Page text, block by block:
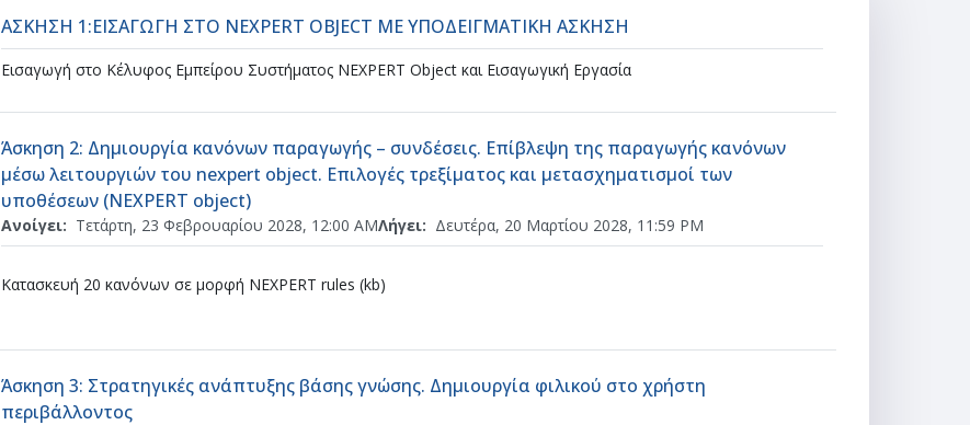
ΑΣΚΗΣΗ 1:ΕΙΣΑΓΩΓH ΣΤΟ NEXPERT OBJECT ΜΕ ΥΠΟΔΕΙΓΜΑΤΙΚΗ AΣΚΗΣΗ
Εισαγωγή στο Κέλυφος Εμπείρου Συστήματος NEXPERT Object και Εισαγωγική Εργασία
Άσκηση 2: Δημιουργία κανόνων παραγωγής – συνδέσεις. Επίβλεψη της παραγωγής κανόνων
μέσω λειτουργιών του nexpert object. Επιλογές τρεξίματος και μετασχηματισμοί των
υποθέσεων (NEXPERT object)Ανάθεση εργασίας
Ανοίγει: Τετάρτη, 23 Φεβρουαρίου 2028, 12:00 AMΛήγει: Δευτέρα, 20 Μαρτίου 2028, 11:59 PM
Κατασκευή 20 κανόνων σε μορφή NEXPERT rules (kb)
Άσκηση 3: Στρατηγικές ανάπτυξης βάσης γνώσης. Δημιουργία φιλικού στο χρήστη
περιβάλλοντοςΑνάθεση εργασίας